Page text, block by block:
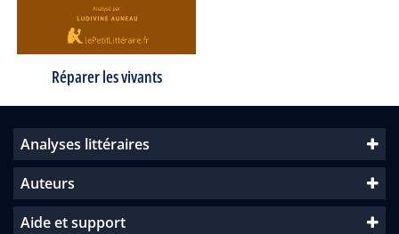
Réparer les vivants
Analyses littéraires
Auteurs
Aide et support